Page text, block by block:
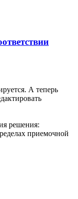
А теперь
решения:
приемочной